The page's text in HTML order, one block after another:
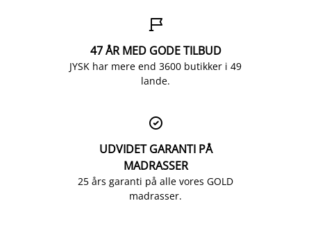

47 ÅR MED GODE TILBUD
JYSK har mere end 3600 butikker i 49
lande.

UDVIDET GARANTI PÅ
MADRASSER
25 års garanti på alle vores GOLD
madrasser.